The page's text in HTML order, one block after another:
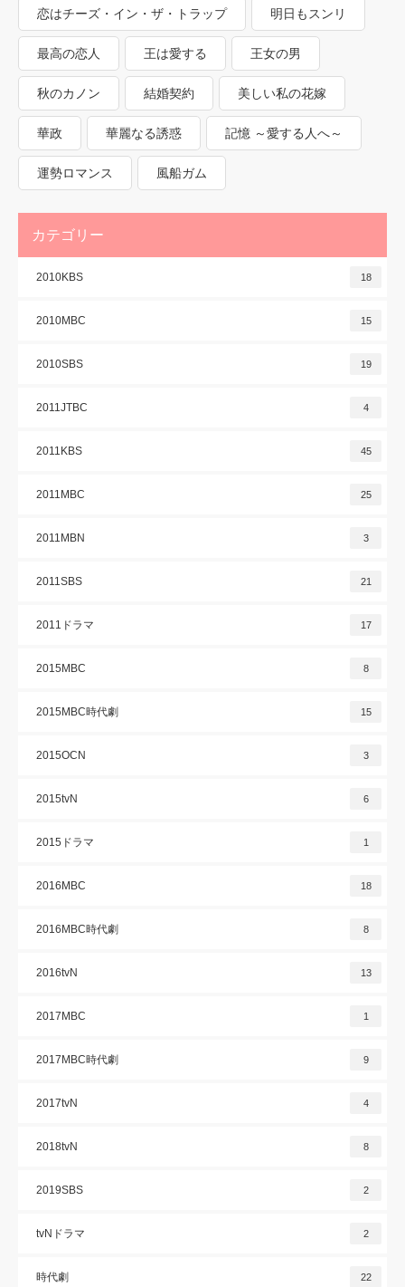
恋はチーズ・イン・ザ・トラップ 明日もスンリ
最高の恋人 王は愛する 王女の男
秋のカノン 結婚契約 美しい私の花嫁
華政 華麗なる誘惑 記憶 ～愛する人へ～
運勢ロマンス 風船ガム
カテゴリー
2010KBS 18
2010MBC 15
2010SBS 19
2011JTBC 4
2011KBS 45
2011MBC 25
2011MBN 3
2011SBS 21
2011ドラマ 17
2015MBC 8
2015MBC時代劇 15
2015OCN 3
2015tvN 6
2015ドラマ 1
2016MBC 18
2016MBC時代劇 8
2016tvN 13
2017MBC 1
2017MBC時代劇 9
2017tvN 4
2018tvN 8
2019SBS 2
tvNドラマ 2
時代劇 22